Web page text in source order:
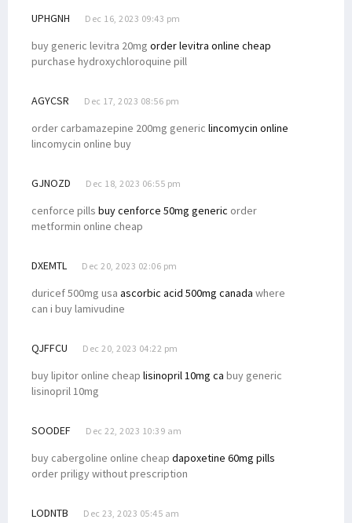
UPHGNH Dec 16, 2023 09:43 pm
buy generic levitra 20mg order levitra online cheap
purchase hydroxychloroquine pill
AGYCSR Dec 17, 2023 08:56 pm
order carbamazepine 200mg generic lincomycin online
lincomycin online buy
GJNOZD Dec 18, 2023 06:55 pm
cenforce pills buy cenforce 50mg generic order
metformin online cheap
DXEMTL Dec 20, 2023 02:06 pm
duricef 500mg usa ascorbic acid 500mg canada where
can i buy lamivudine
QJFFCU Dec 20, 2023 04:22 pm
buy lipitor online cheap lisinopril 10mg ca buy generic
lisinopril 10mg
SOODEF Dec 22, 2023 10:39 am
buy cabergoline online cheap dapoxetine 60mg pills
order priligy without prescription
LODNTB Dec 23, 2023 05:45 am